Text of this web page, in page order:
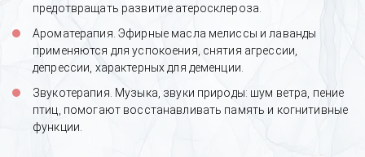
предотвращать развитие атеросклероза.
Ароматерапия. Эфирные масла мелиссы и лаванды
применяются для успокоения, снятия агрессии,
депрессии, характерных для деменции.
Звукотерапия. Музыка, звуки природы: шум ветра, пение
птиц, помогают восстанавливать память и когнитивные
функции.